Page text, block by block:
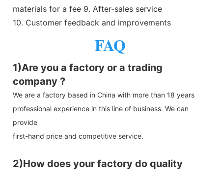
materials for a fee 9. After-sales service
10. Customer feedback and improvements
FAQ
1)Are you a factory or a trading
company ?
We are a factory based in China with more than 18 years
professional experience in this line of business. We can
provide
first-hand price and competitive service.
2)How does your factory do quality